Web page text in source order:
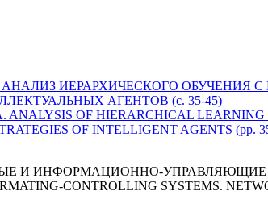
А. АНАЛИЗ ИЕРАРХИЧЕСКОГО
АГЕНТОВ (с. 35-45)
A. ANALYSIS OF HIERARCHICAL
OF INTELLIGENT AGENTS (pp.
И ИНФОРМАЦИОННО-
CONTROLLING SYSTEMS.